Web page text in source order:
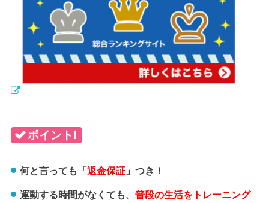
ポイント!
何と言っても「返金保証」つき！
運動する時間がなくても、 普段の生活をトレーニング